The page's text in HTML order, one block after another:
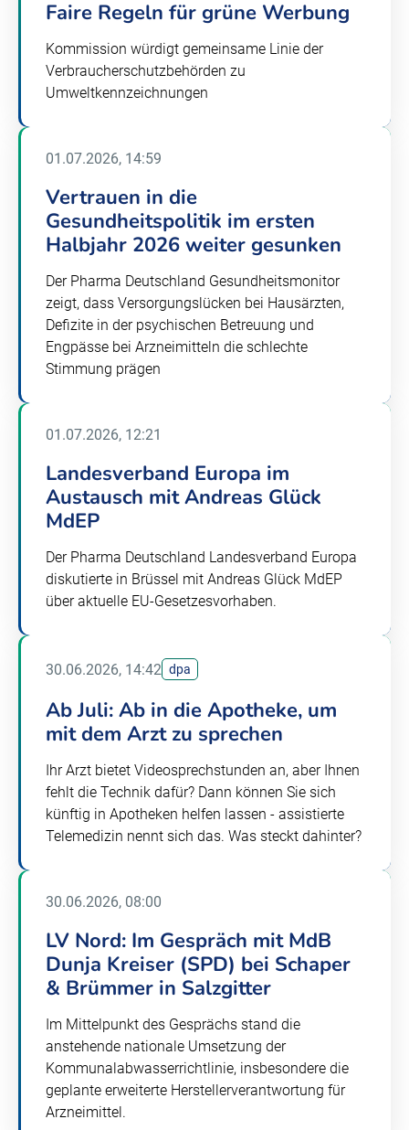
Faire Regeln für grüne Werbung
Kommission würdigt gemeinsame Linie der
Verbraucherschutzbehörden zu
Umweltkennzeichnungen
01.07.2026, 14:59
Vertrauen in die
Gesundheitspolitik im ersten
Halbjahr 2026 weiter gesunken
Der Pharma Deutschland Gesundheitsmonitor
zeigt, dass Versorgungslücken bei Hausärzten,
Defizite in der psychischen Betreuung und
Engpässe bei Arzneimitteln die schlechte
Stimmung prägen
01.07.2026, 12:21
Landesverband Europa im
Austausch mit Andreas Glück
MdEP
Der Pharma Deutschland Landesverband Europa
diskutierte in Brüssel mit Andreas Glück MdEP
über aktuelle EU-Gesetzesvorhaben.
30.06.2026, 14:42 dpa
Ab Juli: Ab in die Apotheke, um
mit dem Arzt zu sprechen
Ihr Arzt bietet Videosprechstunden an, aber Ihnen
fehlt die Technik dafür? Dann können Sie sich
künftig in Apotheken helfen lassen - assistierte
Telemedizin nennt sich das. Was steckt dahinter?
30.06.2026, 08:00
LV Nord: Im Gespräch mit MdB
Dunja Kreiser (SPD) bei Schaper
& Brümmer in Salzgitter
Im Mittelpunkt des Gesprächs stand die
anstehende nationale Umsetzung der
Kommunalabwasserrichtlinie, insbesondere die
geplante erweiterte Herstellerverantwortung für
Arzneimittel.